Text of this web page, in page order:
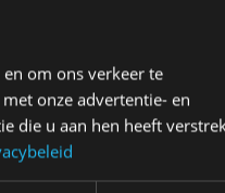
huidige
geldende
om ons verkeer te
onze advertentie- en
die u aan hen heeft